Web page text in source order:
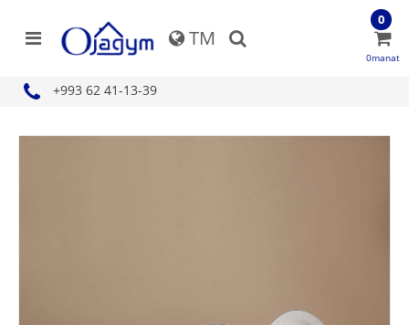
TM
+993 62 41-13-39
0
0manat